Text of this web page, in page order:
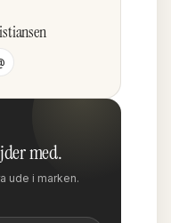
med.
ude i marken.